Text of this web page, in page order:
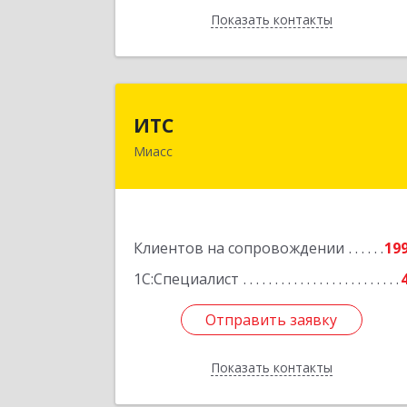
Показать контакты
Назад
ИТС
Миасс
Клиентов на сопровождении
1С:Специалист
Отправить заявку
Показать контакты
456300, Челябинская обл, Миасс г,
Отправить заявку
Назад